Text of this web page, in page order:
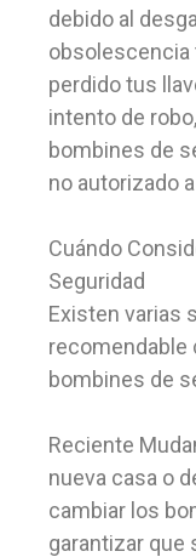
debido al
obsolescencia
perdido tus
intento de
bombines de
no autorizado
Cuándo
Seguridad
Existen varias
recomendable
bombines de
Reciente
nueva casa o
cambiar los
garantizar que